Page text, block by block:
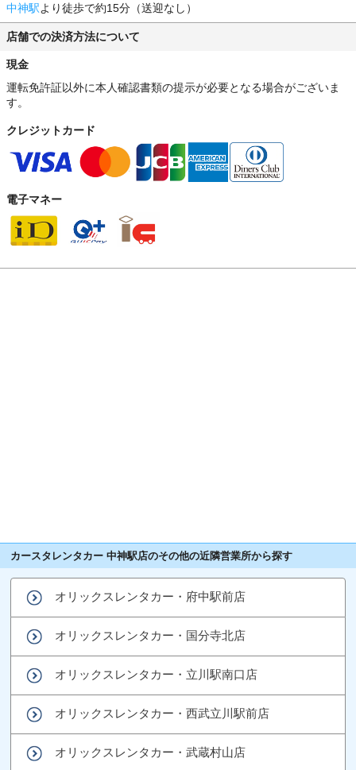
中神駅より徒歩で約15分（送迎なし）
店舗での決済方法について
現金
運転免許証以外に本人確認書類の提示が必要となる場合がございま
す。
クレジットカード
電子マネー
カースタレンタカー 中神駅店のその他の近隣営業所から探す
オリックスレンタカー・府中駅前店
オリックスレンタカー・国分寺北店
オリックスレンタカー・立川駅南口店
オリックスレンタカー・西武立川駅前店
オリックスレンタカー・武蔵村山店